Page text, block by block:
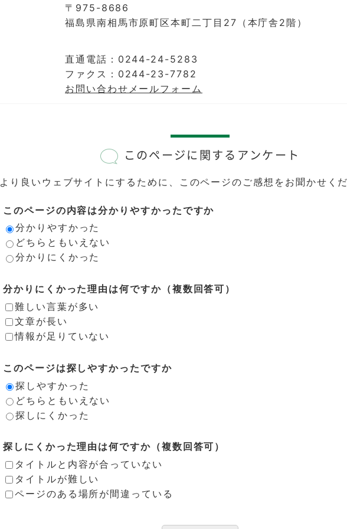
〒975-8686
福島県南相馬市原町区本町二丁目27（本庁舎2階）
直通電話：0244-24-5283
ファクス：0244-23-7782
お問い合わせメールフォーム
このページに関するアンケート
より良いウェブサイトにするために、このページのご感想をお聞かせく
このページの内容は分かりやすかったですか
分かりやすかった
どちらともいえない
分かりにくかった
分かりにくかった理由は何ですか（複数回答可）
難しい言葉が多い
文章が長い
情報が足りていない
このページは探しやすかったですか
探しやすかった
どちらともいえない
探しにくかった
探しにくかった理由は何ですか（複数回答可）
タイトルと内容が合っていない
タイトルが難しい
ページのある場所が間違っている